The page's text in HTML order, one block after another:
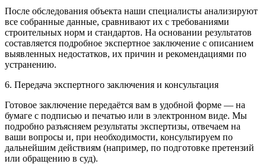
После обследования объекта наши специалисты анализируют
все собранные данные, сравнивают их с требованиями
строительных норм и стандартов. На основании результатов
составляется подробное экспертное заключение с описанием
выявленных недостатков, их причин и рекомендациями по
устранению.
6. Передача экспертного заключения и консультация
Готовое заключение передаётся вам в удобной форме — на
бумаге с подписью и печатью или в электронном виде. Мы
подробно разъясняем результаты экспертизы, отвечаем на
ваши вопросы и, при необходимости, консультируем по
дальнейшим действиям (например, по подготовке претензий
или обращению в суд).